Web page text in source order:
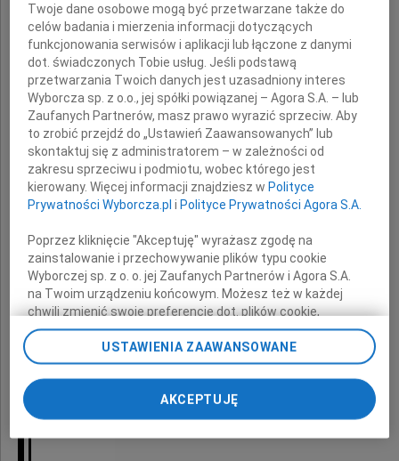
kto trwa w pamięci
i naszych sercach
Odeszła od nas wspaniała
Koleżanka i Przyjaciółka
Ewa Łęczycka
Rodzinie i Najbliższym
oraz słowa otuchy
Twoje dane osobowe mogą być przetwarzane także do
celów badania i mierzenia informacji dotyczących
funkcjonowania serwisów i aplikacji lub łączone z danymi
dot. świadczonych Tobie usług. Jeśli podstawą
przetwarzania Twoich danych jest uzasadniony interes
Wyborcza sp. z o.o., jej spółki powiązanej – Agora S.A. – lub
Zaufanych Partnerów, masz prawo wyrazić sprzeciw. Aby
to zrobić przejdź do „Ustawień Zaawansowanych” lub
skontaktuj się z administratorem – w zależności od
zakresu sprzeciwu i podmiotu, wobec którego jest
kierowany. Więcej informacji znajdziesz w Polityce
Prywatności Wyborcza.pl i Polityce Prywatności Agora S.A.
Poprzez kliknięcie "Akceptuję" wyrażasz zgodę na
zainstalowanie i przechowywanie plików typu cookie
Wyborczej sp. z o. o. jej Zaufanych Partnerów i Agora S.A.
na Twoim urządzeniu końcowym. Możesz też w każdej
chwili zmienić swoje preferencje dot. plików cookie,
ponownie wywołując narzędzie do zarządzania Twoimi
preferencjami dot. przetwarzania danych poprzez
odnośnik „Ustawienia prywatności” w stopce serwisu i
przechodząc do sekcji „Ustawienia zaawansowane”.
Zmiana ustawień plików cookie możliwa jest także za
pomocą ustawień przeglądarki.
USTAWIENIA ZAAWANSOWANE
AKCEPTUJĘ